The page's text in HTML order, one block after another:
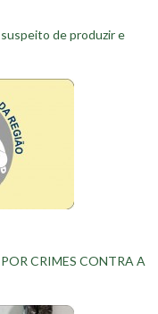
de produzir e
CRIMES CONTRA A